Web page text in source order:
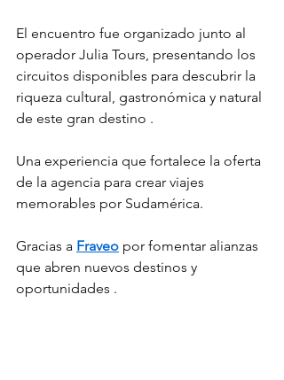
El encuentro fue organizado junto al
operador Julia Tours, presentando los
circuitos disponibles para descubrir la
riqueza cultural, gastronómica y natural
de este gran destino .
Una experiencia que fortalece la oferta
de la agencia para crear viajes
memorables por Sudamérica.
Gracias a Fraveo por fomentar alianzas
que abren nuevos destinos y
oportunidades .